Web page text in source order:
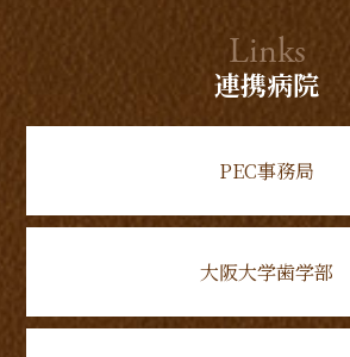
Links
連携病院
PEC事務局
大阪大学歯学部